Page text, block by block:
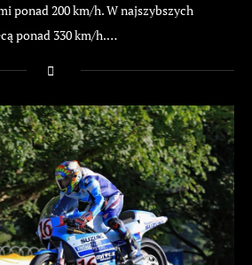
ponad 200 km/h. W najszybszych
ponad 330 km/h.…